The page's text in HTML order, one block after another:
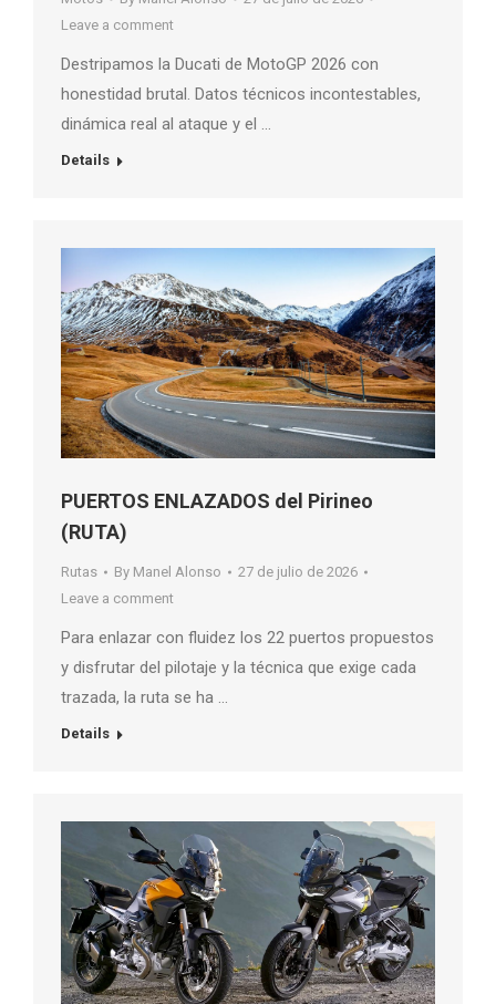
Leave a comment
Destripamos la Ducati de MotoGP 2026 con
honestidad brutal. Datos técnicos incontestables,
dinámica real al ataque y el …
Details
PUERTOS ENLAZADOS del Pirineo
(RUTA)
Rutas By Manel Alonso
27 de julio de 2026
Leave a comment
Para enlazar con fluidez los 22 puertos propuestos
y disfrutar del pilotaje y la técnica que exige cada
trazada, la ruta se ha …
Details